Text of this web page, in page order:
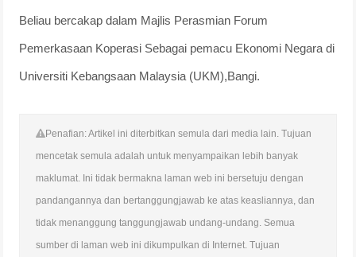
Beliau bercakap dalam Majlis Perasmian Forum
Pemerkasaan Koperasi Sebagai pemacu Ekonomi Negara di
Universiti Kebangsaan Malaysia (UKM),Bangi.
Penafian: Artikel ini diterbitkan semula dari media lain. Tujuan
mencetak semula adalah untuk menyampaikan lebih banyak
maklumat. Ini tidak bermakna laman web ini bersetuju dengan
pandangannya dan bertanggungjawab ke atas keasliannya, dan
tidak menanggung tanggungjawab undang-undang. Semua
sumber di laman web ini dikumpulkan di Internet. Tujuan